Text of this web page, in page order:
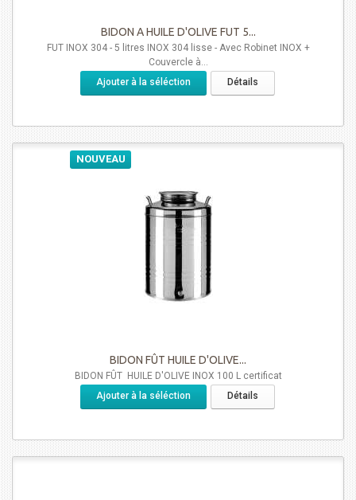
BIDON A HUILE D'OLIVE FUT 5...
FUT INOX 304 - 5 litres INOX 304 lisse - Avec Robinet INOX +
Couvercle à...
Ajouter à la séléction
Détails
NOUVEAU
BIDON FÛT HUILE D'OLIVE...
BIDON FÛT HUILE D'OLIVE INOX 100 L certificat
Ajouter à la séléction
Détails